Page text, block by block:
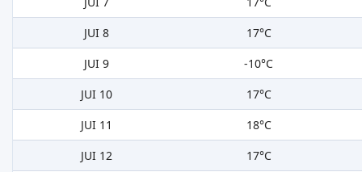
JUI 8
17°C
JUI 9
-10°C
JUI 10
17°C
JUI 11
18°C
JUI 12
17°C